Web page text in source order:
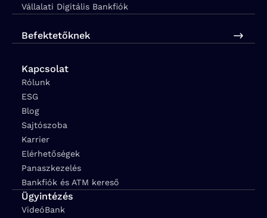
Vállalati Digitális Bankfiók
Befektetőknek
Kapcsolat
Rólunk
ESG
Blog
Sajtószoba
Karrier
Elérhetőségek
Panaszkezelés
Bankfiók és ATM kereső
Ügyintézés
VideóBank